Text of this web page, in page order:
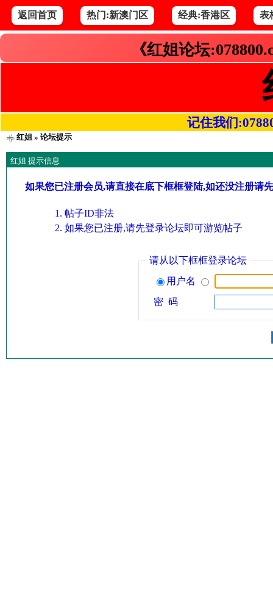
返回首页 热门:新澳门区 经典:香港区 表
《红姐论坛
记住我们
红姐» 论坛提示
红姐 提示信息
如果您已注册会员,请直接在底下框框登陆,如还没注册请
帖子ID非法
如果您已注册,请先登录论坛即可游览帖子
请从以下框框登录论坛
用户名
密 码